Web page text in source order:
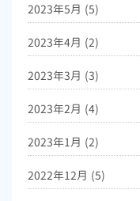
2023年5月 (5)
2023年4月 (2)
2023年3月 (3)
2023年2月 (4)
2023年1月 (2)
2022年12月 (5)